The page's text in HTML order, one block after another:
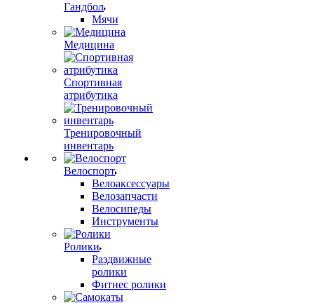
Гандбол
Мячи
Медицина
Спортивная
атрибутика
Тренировочный
инвентарь
Велоспорт
Велоаксессуары
Велозапчасти
Велосипеды
Инструменты
Ролики
Раздвижные
ролики
Фитнес ролики